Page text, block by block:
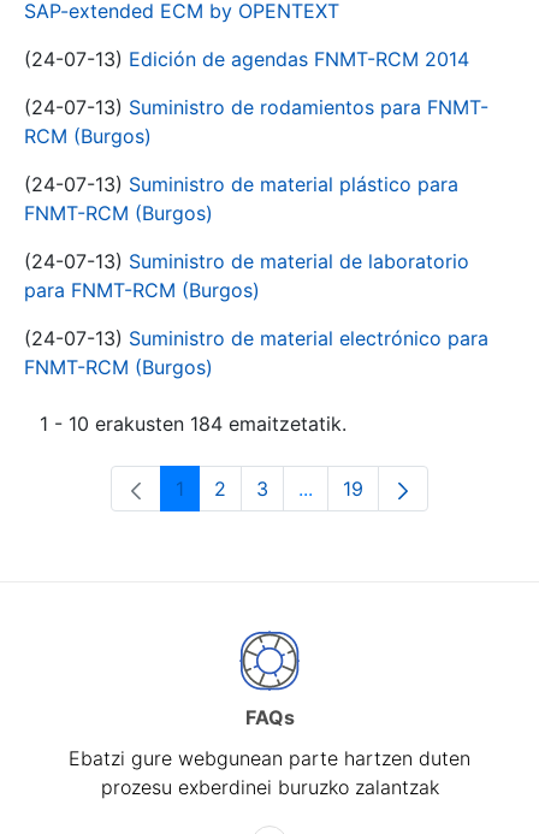
SAP-extended ECM by OPENTEXT
(24-07-13) Edición de agendas FNMT-RCM 2014
(24-07-13) Suministro de rodamientos para FNMT-
RCM (Burgos)
(24-07-13) Suministro de material plástico para
FNMT-RCM (Burgos)
(24-07-13) Suministro de material de laboratorio
para FNMT-RCM (Burgos)
(24-07-13) Suministro de material electrónico para
FNMT-RCM (Burgos)
1 - 10 erakusten 184 emaitzetatik.
Orrialdea
1 Orrialdea
2 Orrialdea
3 ...Intermediate Pages Use
Orrialdea
19
FAQs
Ebatzi gure webgunean parte hartzen duten
prozesu exberdinei buruzko zalantzak